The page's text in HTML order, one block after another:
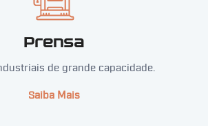
Prensa
de grande capacidade.
Saiba Mais